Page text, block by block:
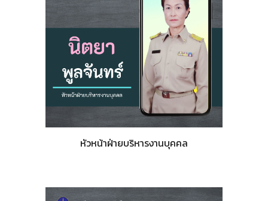
หัวหน้าฝ่ายบริหารงานบุคคล